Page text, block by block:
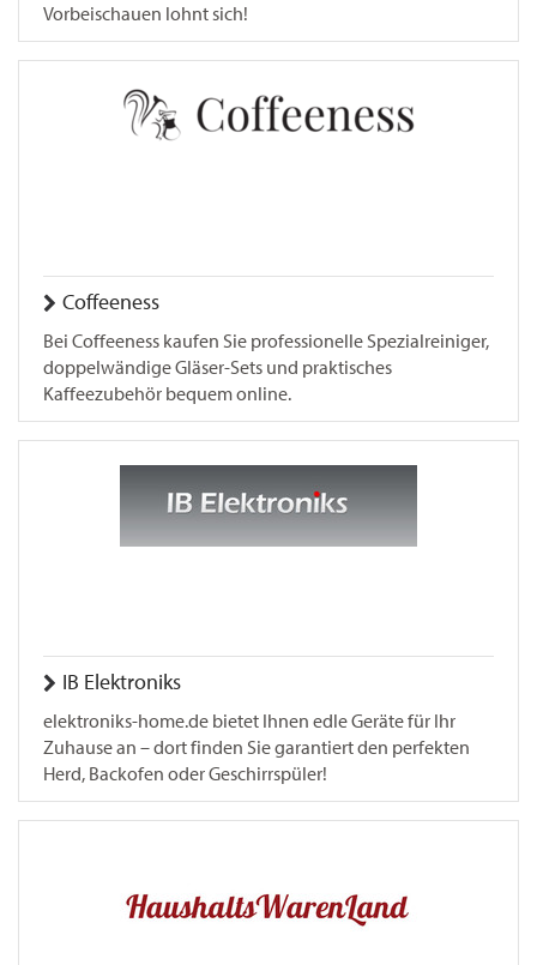
Vorbeischauen lohnt sich!
Coffeeness
Bei Coffeeness kaufen Sie professionelle Spezialreiniger,
doppelwändige Gläser-Sets und praktisches
Kaffeezubehör bequem online.
IB Elektroniks
elektroniks-home.de bietet Ihnen edle Geräte für Ihr
Zuhause an – dort finden Sie garantiert den perfekten
Herd, Backofen oder Geschirrspüler!